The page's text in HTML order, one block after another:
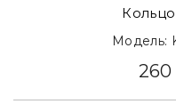
Модель: